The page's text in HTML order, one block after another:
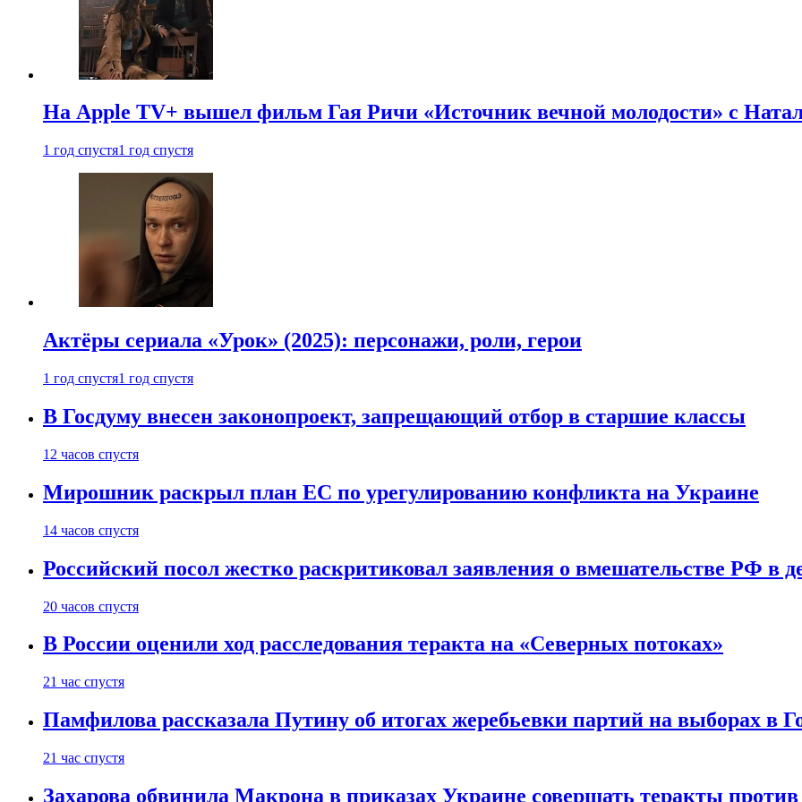
На Apple TV+ вышел фильм Гая Ричи «Источник вечной молодости» с
1 год спустя1 год спустя
Актёры сериала «Урок» (2025): персонажи, роли, герои
1 год спустя1 год спустя
В Госдуму внесен законопроект, запрещающий отбор в старшие классы
12 часов спустя
Мирошник раскрыл план ЕС по урегулированию конфликта на Украине
14 часов спустя
Российский посол жестко раскритиковал заявления о вмешательстве РФ в
20 часов спустя
В России оценили ход расследования теракта на «Северных потоках»
21 час спустя
Памфилова рассказала Путину об итогах жеребьевки партий на выборах в
21 час спустя
Захарова обвинила Макрона в приказах Украине совершать теракты против